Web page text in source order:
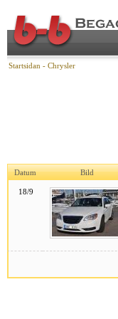
Startsidan - Chrysler
Datum Bild
18/9